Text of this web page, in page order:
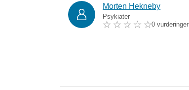
Morten Hekneby
Psykiater
0 vurderinger